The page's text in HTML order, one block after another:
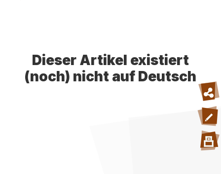
Dieser Artikel existiert
(noch) nicht auf Deutsch